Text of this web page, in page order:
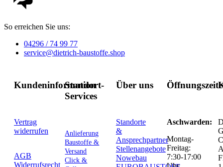
So erreichen Sie uns:
04296 / 74 99 77
service@dietrich-baustoffe.shop
Kundeninformation
Vertrag
widerrufen
AGB
Widerrufsrecht
Standort-
Services
Anlieferung
Baustoffe &
Versand
Click &
Über uns
Standorte
&
Ansprechpartner
Stellenangebote
Nowebau
Aschwarden:
Montag-
Freitag:
7:30-17:00